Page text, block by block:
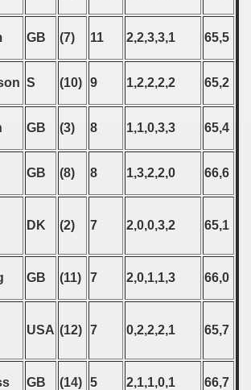
GB (7) 11 2,2,3,3,1 65,5
S (10) 9 1,2,2,2,2 65,2
GB (3) 8 1,1,0,3,3 65,4
GB (8) 8 1,3,2,2,0 66,6
DK (2) 7 2,0,0,3,2 65,1
GB (11) 7 2,0,1,1,3 66,0
USA (12) 7 0,2,2,2,1 65,7
GB (14) 5 2,1,1,0,1 66,7